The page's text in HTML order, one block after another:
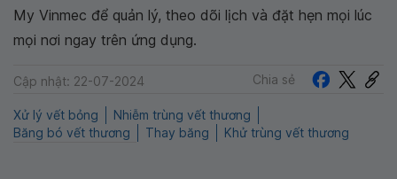
My Vinmec để quản lý, theo dõi lịch và đặt hẹn mọi lúc
mọi nơi ngay trên ứng dụng.
Cập nhật: 22-07-2024 Chia sẻ
Xử lý vết bỏng
Nhiễm trùng vết thương
Băng bó vết thương
Thay băng Khử trùng vết thương